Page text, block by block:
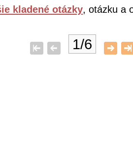
kladené otázky, otázku a
1/6